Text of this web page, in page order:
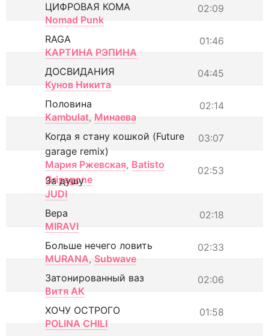
02:09
ЦИФРОВАЯ КОМА
Nomad Punk
01:46
RAGA
КАРТИНА РЭПИНА
04:45
ДОСВИДАНИЯ
Кунов Никита
02:14
Половина
Kambulat, Минаева
03:07
Когда я стану кошкой (Future
garage remix)
Мария Ржевская, Batisto
Grisagone
02:53
За душу
JUDI
02:18
Вера
MIRAVI
02:33
Больше нечего ловить
MURANA, Subwave
02:06
Затонированный ваз
Витя АК
01:58
ХОЧУ ОСТРОГО
POLINA CHILI